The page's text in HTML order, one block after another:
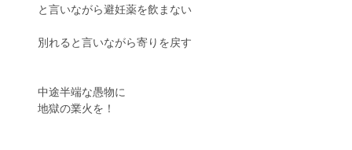
と言いながら避妊薬を飲まない
別れると言いながら寄りを戻す
中途半端な愚物に
地獄の業火を！